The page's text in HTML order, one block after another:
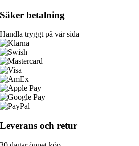
Säker betalning
Handla tryggt på vår sida
Leverans och retur